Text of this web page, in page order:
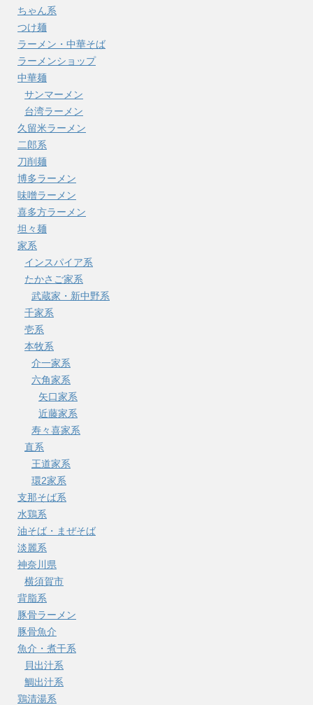
ちゃん系
つけ麺
ラーメン・中華そば
ラーメンショップ
中華麺
サンマーメン
台湾ラーメン
久留米ラーメン
二郎系
刀削麺
博多ラーメン
味噌ラーメン
喜多方ラーメン
坦々麺
家系
インスパイア系
たかさご家系
武蔵家・新中野系
千家系
壱系
本牧系
介一家系
六角家系
矢口家系
近藤家系
寿々喜家系
直系
王道家系
環2家系
支那そば系
水鶏系
油そば・まぜそば
淡麗系
神奈川県
横須賀市
背脂系
豚骨ラーメン
豚骨魚介
魚介・煮干系
貝出汁系
鯛出汁系
鶏清湯系